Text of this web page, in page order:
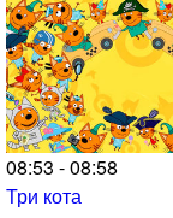
08:53 - 08:58
Три кота